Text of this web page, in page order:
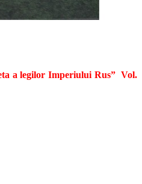
a legilor Imperiului Rus” Vol.